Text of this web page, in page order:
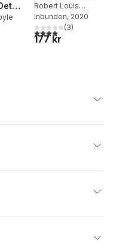
;
Totalt antal röster:
Robert Louis
Stevenson
Inbunden, 2020
4,0utav 5 stjärnor.
(3)
177 kr